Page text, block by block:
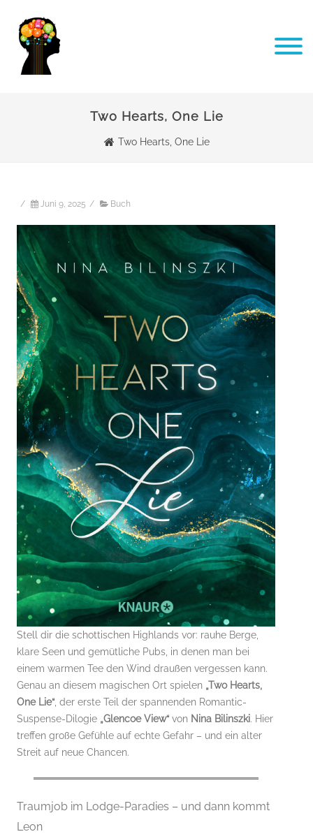
Two Hearts, One Lie
Two Hearts, One Lie
/ Juni 9, 2025 / Buch
Stell dir die schottischen Highlands vor: rauhe Berge,
klare Seen und gemütliche Pubs, in denen man bei
einem warmen Tee den Wind draußen vergessen kann.
Genau an diesem magischen Ort spielen „Two Hearts,
One Lie“ , der erste Teil der spannenden Romantic-
Suspense-Dilogie „Glencoe View“ von Nina Bilinszki. Hier
treffen große Gefühle auf echte Gefahr – und ein alter
Streit auf neue Chancen.
Traumjob im Lodge-Paradies – und dann kommt
Leon